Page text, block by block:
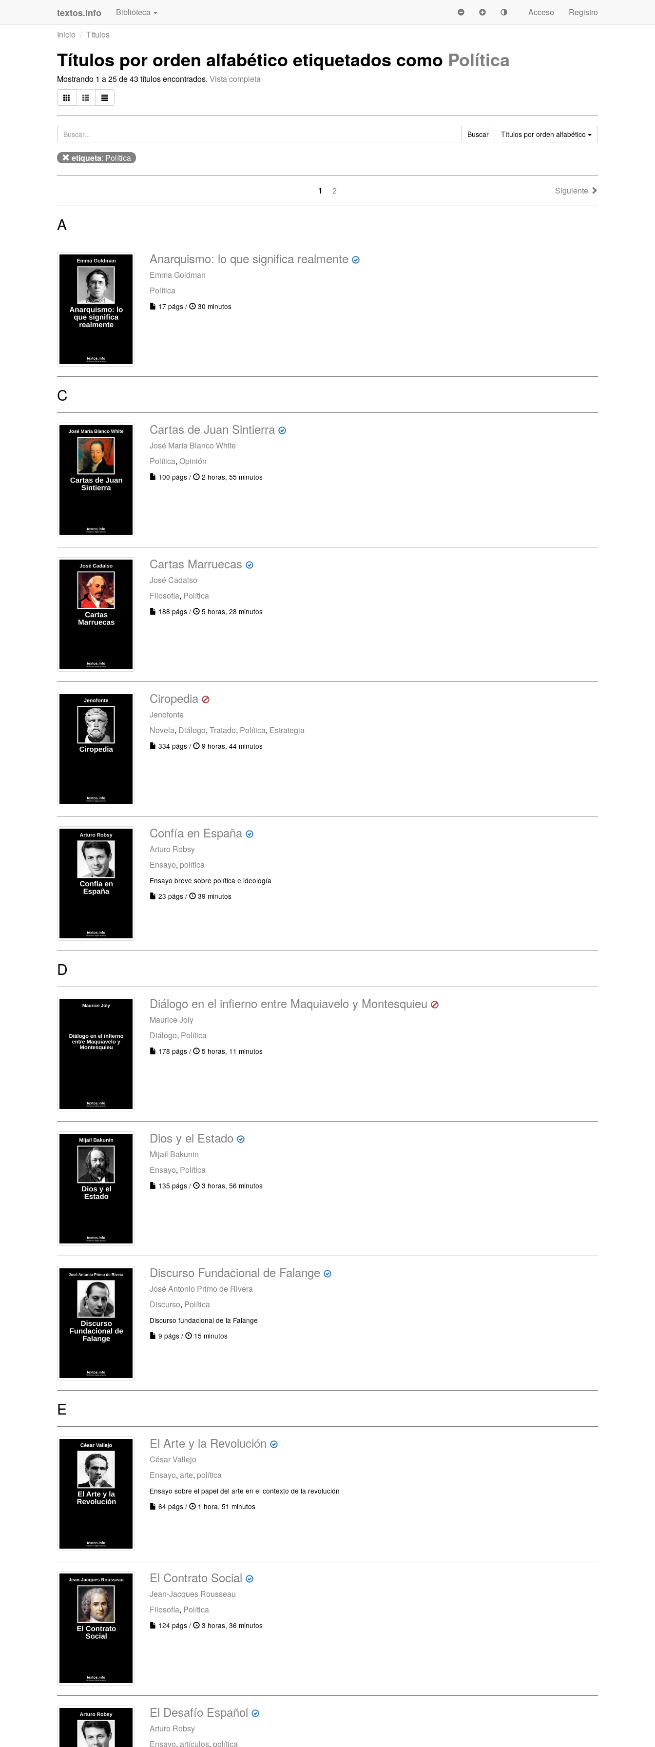
textos.info Biblioteca Acceso
Registro
Inicio
Títulos
Títulos por orden alfabético etiquetados como Política
Mostrando 1 a 25 de 43 títulos encontrados. Vista completa
Buscar Títulos por orden alfabético Ordenar
etiqueta: Política
1 2 Siguiente
A
Anarquismo: lo que significa realmente
Emma Goldman
Política
17 págs / 30 minutos
C
Cartas de Juan Sintierra
José María Blanco White
Política, Opinión
100 págs / 2 horas, 55 minutos
Cartas Marruecas
José Cadalso
Filosofía, Política
188 págs / 5 horas, 28 minutos
Ciropedia
Jenofonte
Novela, Diálogo, Tratado, Política, Estrategia
334 págs / 9 horas, 44 minutos
Confía en España
Arturo Robsy
Ensayo, política
Ensayo breve sobre política e ideología
23 págs /
39 minutos
D
Diálogo en el infierno entre Maquiavelo y Montesquieu
Maurice Joly
Diálogo, Política
178 págs / 5 horas, 11 minutos
Dios y el Estado
Mijaíl Bakunin
Ensayo, Política
135 págs / 3 horas, 56 minutos
Discurso Fundacional de Falange
José Antonio Primo de Rivera
Discurso, Política
Discurso fundacional de la Falange
9 págs /
15 minutos
E
El Arte y la Revolución
César Vallejo
Ensayo, arte, política
Ensayo sobre el papel del arte en el contexto de la revolución
64 págs /
1 hora, 51 minutos
El Contrato Social
Jean-Jacques Rousseau
Filosofía, Política
124 págs / 3 horas, 36 minutos
El Desafío Español
Arturo Robsy
Ensayo, artículos, política